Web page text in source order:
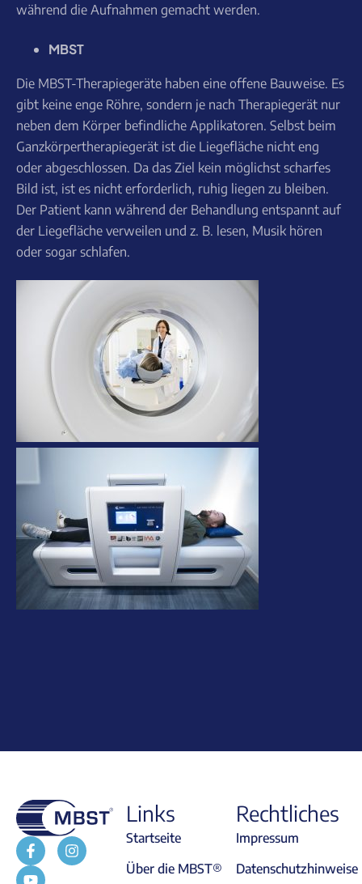
während die Aufnahmen gemacht werden.
MBST
Die MBST-Therapiegeräte haben eine offene Bauweise. Es
gibt keine enge Röhre, sondern je nach Therapiegerät nur
neben dem Körper befindliche Applikatoren. Selbst beim
Ganzkörpertherapiegerät ist die Liegefläche nicht eng
oder abgeschlossen. Da das Ziel kein möglichst scharfes
Bild ist, ist es nicht erforderlich, ruhig liegen zu bleiben.
Der Patient kann während der Behandlung entspannt auf
der Liegefläche verweilen und z. B. lesen, Musik hören
oder sogar schlafen.
Links
Startseite
Über die MBST®
Rechtliches
Impressum
Datenschutzhinweise